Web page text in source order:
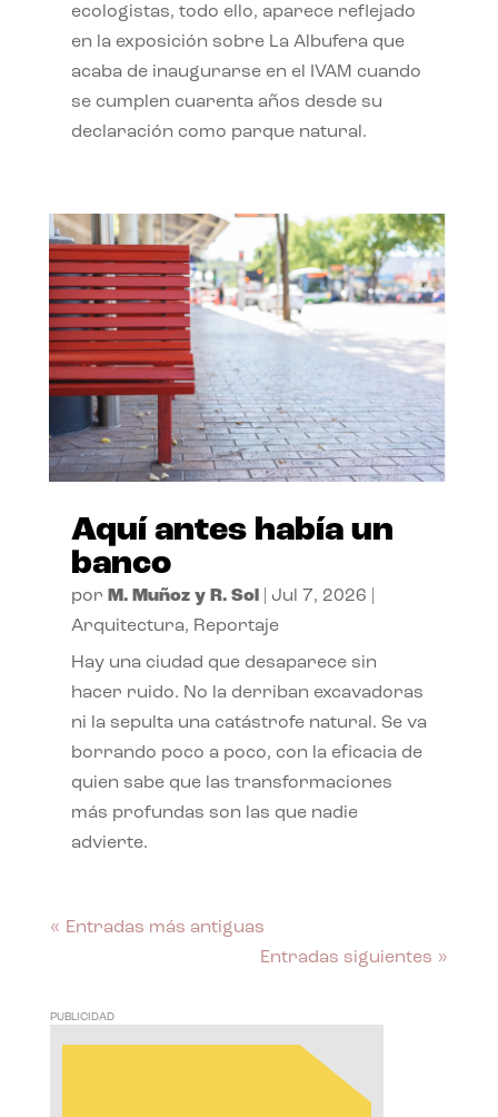
ecologistas, todo ello, aparece reflejado
en la exposición sobre La Albufera que
acaba de inaugurarse en el IVAM cuando
se cumplen cuarenta años desde su
declaración como parque natural.
Aquí antes había un
banco
por M. Muñoz y R. Sol Jul 7, 2026
Arquitectura, Reportaje
Hay una ciudad que desaparece sin
hacer ruido. No la derriban excavadoras
ni la sepulta una catástrofe natural. Se va
borrando poco a poco, con la eficacia de
quien sabe que las transformaciones
más profundas son las que nadie
advierte.
« Entradas más antiguas
Entradas siguientes »
PUBLICIDAD